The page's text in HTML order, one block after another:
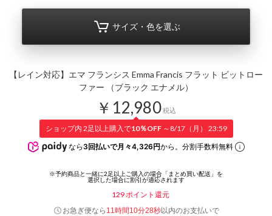
サイズ・色を選ぶ
【レイン対応】エマ フランシス Emma Francis フラット ビットロー
ファー （ブラック エナメル）
￥12,980税込
ショップ内 2足以上購入で10％OFF～8/17（月） 23:59
なら 3回払いで月々4,326円から。分割手数料無料
129ポイント還元
お急ぎ便なら 11時間10分27秒以内のお支払いで